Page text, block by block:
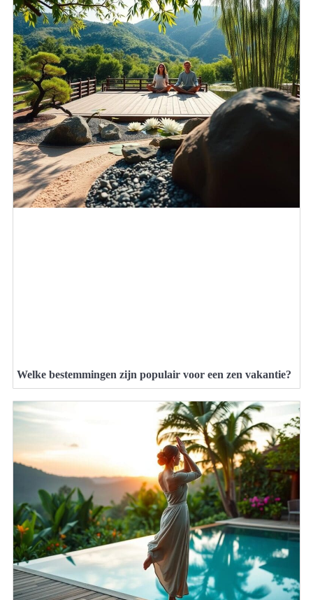
Welke bestemmingen zijn populair voor een zen vakantie?